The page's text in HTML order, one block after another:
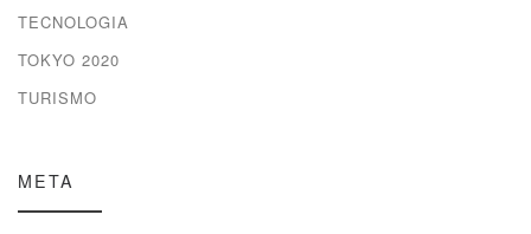
TECNOLOGIA
TOKYO 2020
TURISMO
META